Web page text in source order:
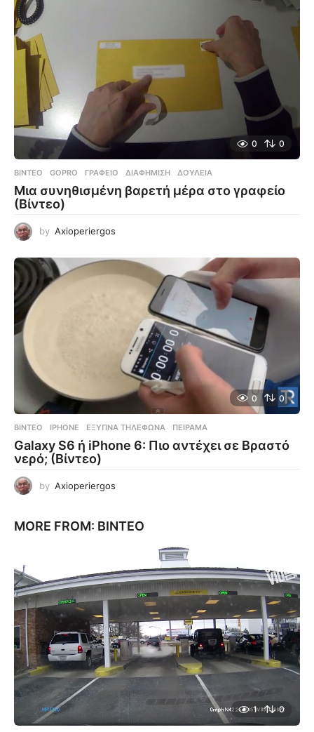
0 0
ΒΊΝΤΕΟ GOPRO ,ΓΡΑΦΕΊΟ ,ΔΙΑΦΉΜΙΣΗ ,ΔΟΥΛΕΙΆ
Μια συνηθισμένη βαρετή μέρα στο γραφείο
(Βίντεο)
by Axioperiergos
0 0
ΒΊΝΤΕΟ IPHONE ,ΈΞΥΠΝΑ ΤΗΛΈΦΩΝΑ ,ΠΕΊΡΑΜΑ
Galaxy S6 ή iPhone 6: Πιο αντέχει σε Βραστό
νερό; (Βίντεο)
by Axioperiergos
MORE FROM: ΒΊΝΤΕΟ
1 0